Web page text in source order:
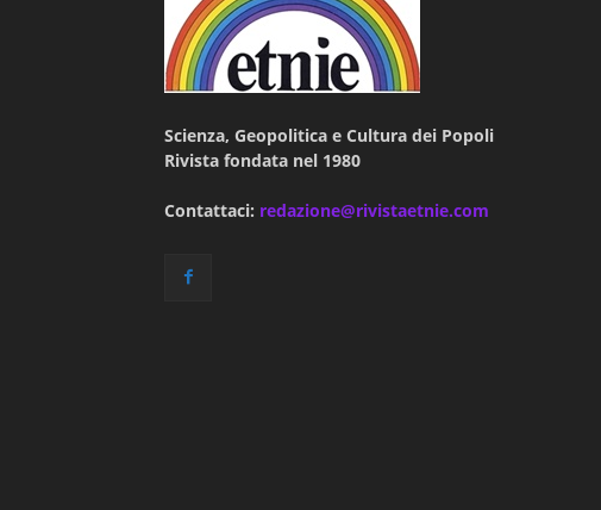
Scienza, Geopolitica e Cultura dei Popoli
Rivista fondata nel 1980
Contattaci: redazione@rivistaetnie.com